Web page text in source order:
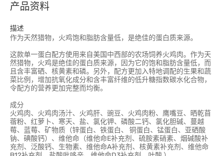
产品资料
描述
作为天然猎物，火鸡饱和脂肪含量低，是绝佳的蛋白质来源。
这款单一蛋白配方使用来自美国中西部的农场饲养火鸡肉。作为天
然猎物，火鸡是绝佳的蛋白质来源，因为它的饱和脂肪含量低，而
且含丰富硒、核黄素和磷。另外，配方更加入特地调配的生果和蔬
菜比例，增加抗氧化成分和含丰富纤维的低升糖指数碳水化合物，
令配方的营养更加完整而均衡。
成分
火鸡肉、火鸡肉汤汁、火鸡肝、豌豆、火鸡肉粉、鹰嘴豆、晒乾苜
蓿粉、红萝卜、寒天、盐、氯化钾、磷酸二钙、氯化胆碱、蔓越
莓、蓝莓、矿物质（锌蛋白、铁蛋白、 铜蛋白、锰蛋白、亚硒酸
钠、碘酸钙）、维他命（维他命E补充剂、硫胺素硝素、烟碱酸补
充剂、泛酸钙、生物素、维他命A补充剂、核黄素补充剂、维他命